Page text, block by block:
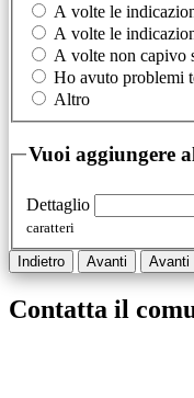
A volte le
A volte le
A volte non capivo
Ho avuto problemi
Altro
Vuoi aggiungere
Dettaglio
caratteri
Indietro Avanti Avanti
Contatta il